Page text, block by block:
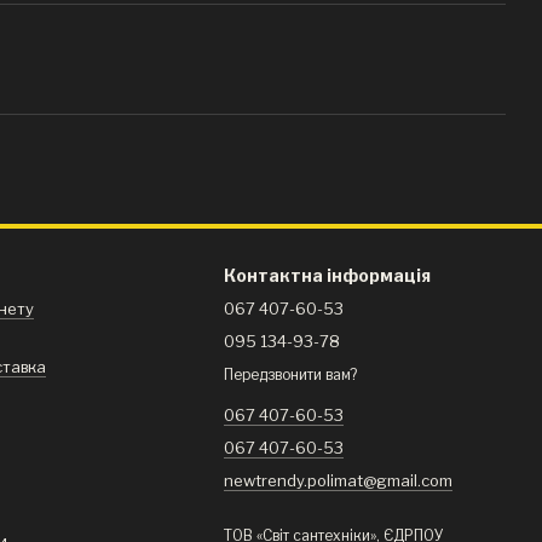
Контактна інформація
067 407-60-53
095 134-93-78
Передзвонити вам?
067 407-60-53
067 407-60-53
newtrendy.polimat@gmail.com
ТОВ «Світ сантехніки», ЄДРПОУ